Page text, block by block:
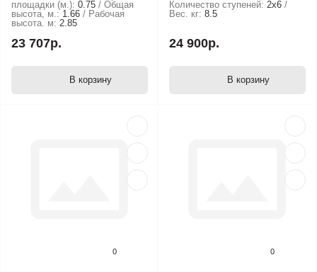
площадки (м.): 0.75
Общая
высота, м.: 1.66
Рабочая
высота. м: 2.85
23 707р.
В корзину
Количество ступеней: 2х6
Вес. кг: 8.5
24 900р.
В корзину
0 0